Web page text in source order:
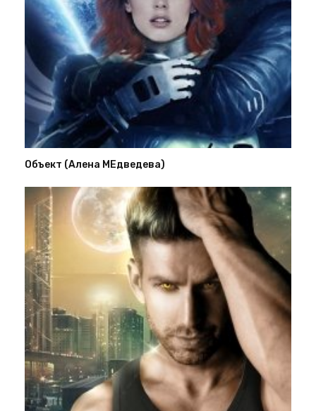
Объект (Алена МЕдведева)